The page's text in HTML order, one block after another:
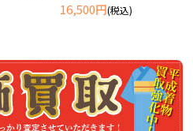
16,500円(税込)